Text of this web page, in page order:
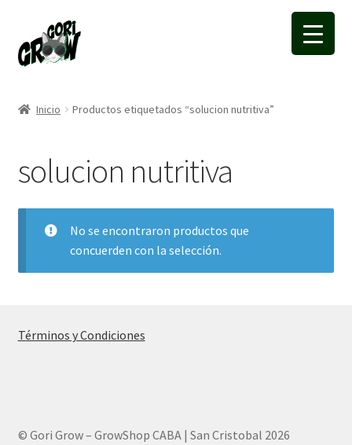
a
la
a
la
Inicio Productos etiquetados “solucion nutritiva”
solucion nutritiva
No se encontraron productos que
concuerden con la selección.
Términos y Condiciones
© Gori Grow – GrowShop CABA | San Cristobal 2026